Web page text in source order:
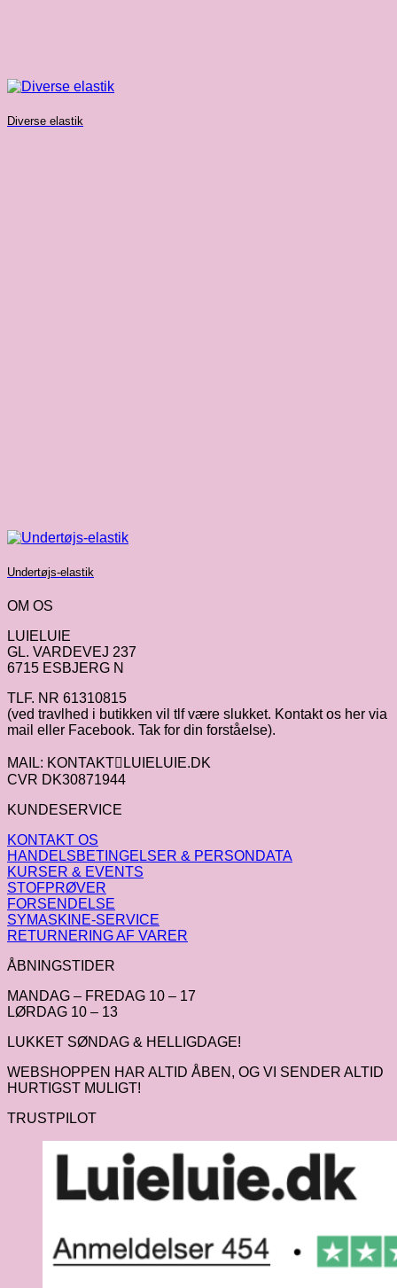
Diverse elastik
Undertøjs-elastik
OM OS
LUIELUIE
GL. VARDEVEJ 237
6715 ESBJERG N
TLF. NR 61310815
(ved travlhed i butikken vil tlf være slukket. Kontakt os her via
mail eller Facebook. Tak for din forståelse).
MAIL: KONTAKTLUIELUIE.DK
CVR DK30871944
KUNDESERVICE
KONTAKT OS
HANDELSBETINGELSER & PERSONDATA
KURSER & EVENTS
STOFPRØVER
FORSENDELSE
SYMASKINE-SERVICE
RETURNERING AF VARER
ÅBNINGSTIDER
MANDAG – FREDAG 10 – 17
LØRDAG 10 – 13
LUKKET SØNDAG & HELLIGDAGE!
WEBSHOPPEN HAR ALTID ÅBEN, OG VI SENDER ALTID
HURTIGST MULIGT!
TRUSTPILOT